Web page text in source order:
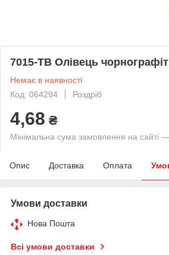
7015-ТВ Олівець
Немає в наявності
Код: 064294
Роздріб
4,68 ₴
Мінімальна сума замовлення на сайті
Опис Доставка Оплата
Умови доставки
Нова Пошта
Всі умови доставки